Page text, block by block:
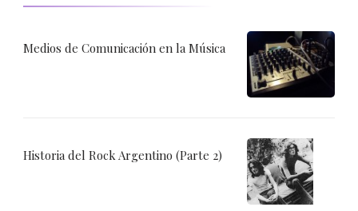
Medios de Comunicación en la Música
Historia del Rock Argentino (Parte 2)